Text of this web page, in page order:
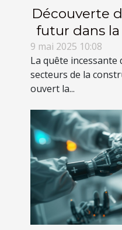
Découverte
futur dans
9 mai 2025 10:08
La quête
secteurs de la
ouvert la...